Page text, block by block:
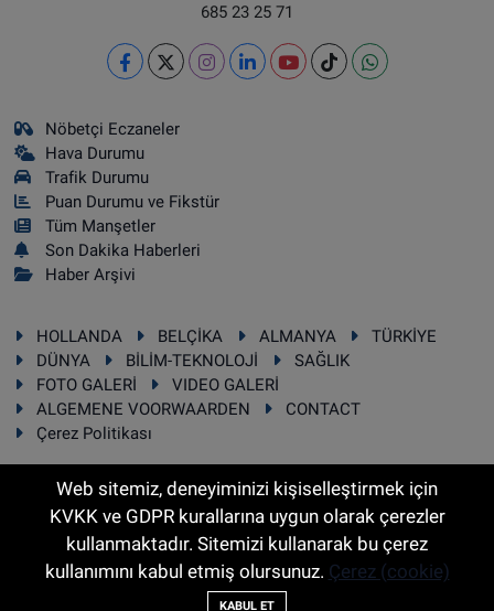
685 23 25 71
Nöbetçi Eczaneler
Hava Durumu
Trafik Durumu
Puan Durumu ve Fikstür
Tüm Manşetler
Son Dakika Haberleri
Haber Arşivi
HOLLANDA BELÇİKA ALMANYA
TÜRKİYE
DÜNYA
BİLİM-TEKNOLOJİ
SAĞLIK
FOTO GALERİ
VIDEO GALERİ
ALGEMENE VOORWAARDEN
CONTACT
Çerez Politikası
RSS Copyright © 2025 Sonhaber.eu Her hakkı saklıdır.
Web sitemiz, deneyiminizi kişiselleştirmek için
KVKK ve GDPR kurallarına uygun olarak çerezler
kullanmaktadır. Sitemizi kullanarak bu çerez
kullanımını kabul etmiş olursunuz. Çerez (cookie)
KABUL ET